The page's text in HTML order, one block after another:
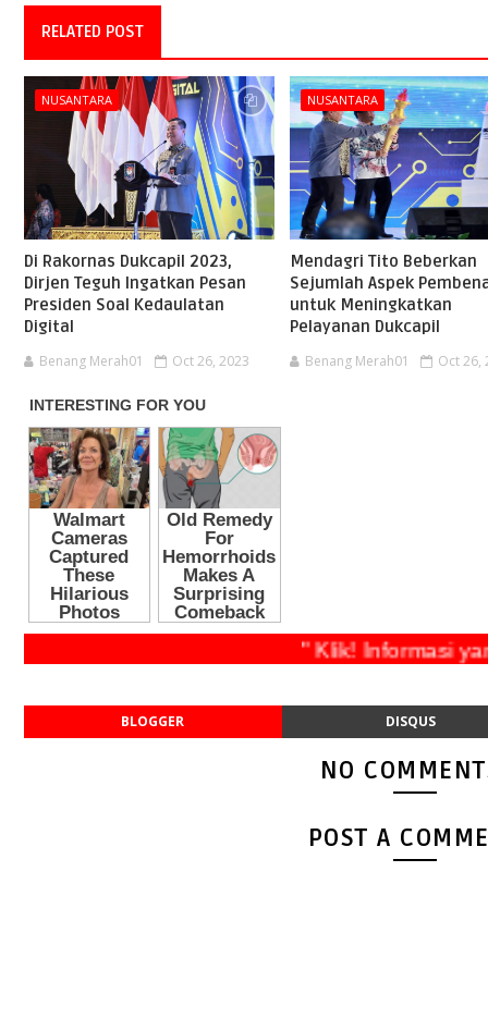
RELATED POST
NUSANTARA
Di Rakornas Dukcapil 2023,
Dirjen Teguh Ingatkan Pesan
Presiden Soal Kedaulatan
Digital
Benang Merah01 Oct 26, 2023
NUSANTARA
Mendagri Tito Beberkan
Sejumlah Aspek
untuk Meningkatkan
Pelayanan Dukcapil
Benang Merah01 Oct 26,
" Klik!
BLOGGER DISQUS
NO
POST A